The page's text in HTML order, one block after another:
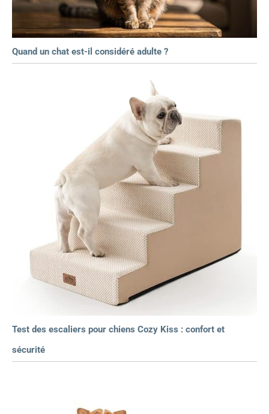
Quand un chat est-il considéré adulte ?
Test des escaliers pour chiens Cozy Kiss : confort et
sécurité